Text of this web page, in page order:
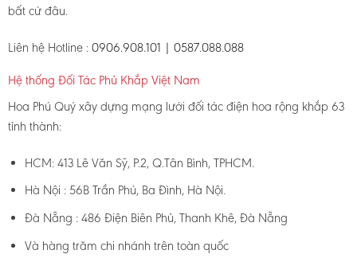
bất cứ đâu.
Liên hệ Hotline : 0906.908.101 | 0587.088.088
Hệ thống Đối Tác Phủ Khắp Việt Nam
Hoa Phú Quý xây dựng mạng lưới đối tác điện hoa rộng khắp 63
tỉnh thành:
HCM: 413 Lê Văn Sỹ, P.2, Q.Tân Bình, TPHCM.
Hà Nội : 56B Trần Phú, Ba Đình, Hà Nội.
Đà Nẵng : 486 Điện Biên Phủ, Thanh Khê, Đà Nẵng
Và hàng trăm chi nhánh trên toàn quốc